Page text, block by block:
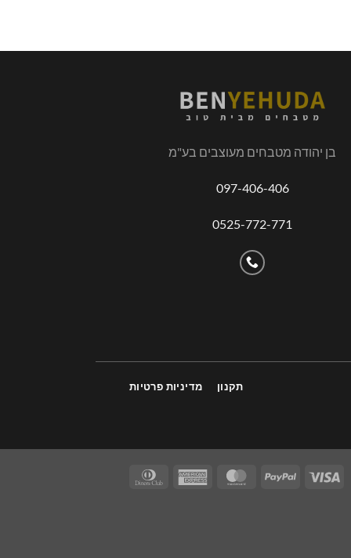
בן יהודה מטבחים מעוצבים בע"מ
097-406-406
0525-772-771
תקנון מדיניות פרטיות